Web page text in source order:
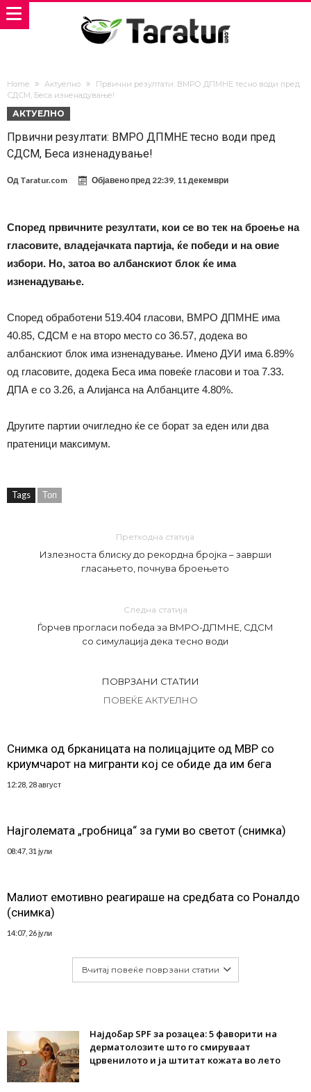
Home Актуелно
Првични резултати: ВМРО ДПМНЕ тесно води пред
СДСМ, Беса изненадување!
АКТУЕЛНО
Првични резултати: ВМРО ДПМНЕ тесно води пред
СДСМ, Беса изненадување!
Од Taratur.com Објавено пред22:39, 11 декември
Според првичните резултати, кои се во тек на броење на
гласовите, владејачката партија, ќе победи и на овие
избори. Но, затоа во албанскиот блок ќе има
изненадување.
Според обработени 519.404 гласови, ВМРО ДПМНЕ има
40.85, СДСМ е на второ место со 36.57, додека во
албанскиот блок има изненадување. Имено ДУИ има 6.89%
од гласовите, додека Беса има повеќе гласови и тоа 7.33.
ДПА е со 3.26, а Алијанса на Албанците 4.80%.
Другите партии очигледно ќе се борат за еден или два
пратеници максимум.
Tags Топ
Претходна статија
Излезноста блиску до рекордна бројка – заврши
гласањето, почнува броењето
Следна статија
Ѓорчев прогласи победа за ВМРО-ДПМНЕ, СДСМ
со симулација дека тесно води
ПОВРЗАНИ СТАТИИ
ПОВЕЌЕ АКТУЕЛНО
Снимка од брканицата на полицајците од МВР со
криумчарот на мигранти кој се обиде да им бега
12:28, 28 август
Најголемата „гробница“ за гуми во светот (снимка)
08:47, 31 јули
Малиот емотивно реагираше на средбата со Роналдо
(снимка)
14:07, 26 јули
Вчитај повеќе поврзани статии
Најдобар SPF за розацеа: 5 фаворити на
дерматолозите што го смируваат
црвенилото и ја штитат кожата во лето